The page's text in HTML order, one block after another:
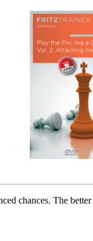
chances. The